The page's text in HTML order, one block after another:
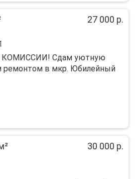
27 000 р.
КОMИСCИИ! Сдaм уютную
peмoнтoм в мкp. Юбилейный
30 000 р.